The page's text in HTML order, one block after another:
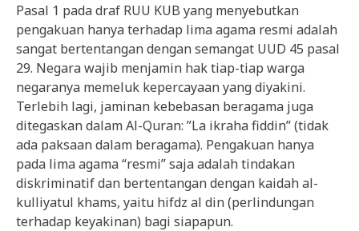
Pasal 1 pada draf RUU KUB yang menyebutkan
pengakuan hanya terhadap lima agama resmi adalah
sangat bertentangan dengan semangat UUD 45 pasal
29. Negara wajib menjamin hak tiap-tiap warga
negaranya memeluk kepercayaan yang diyakini.
Terlebih lagi, jaminan kebebasan beragama juga
ditegaskan dalam Al-Quran: ”La ikraha fiddin” (tidak
ada paksaan dalam beragama). Pengakuan hanya
pada lima agama “resmi” saja adalah tindakan
diskriminatif dan bertentangan dengan kaidah al-
kulliyatul khams, yaitu hifdz al din (perlindungan
terhadap keyakinan) bagi siapapun.